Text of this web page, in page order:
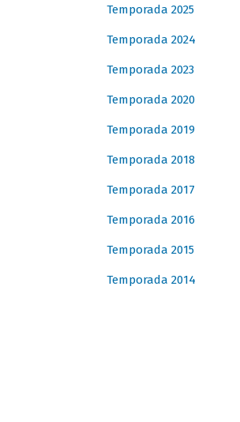
Temporada 2025
Temporada 2024
Temporada 2023
Temporada 2020
Temporada 2019
Temporada 2018
Temporada 2017
Temporada 2016
Temporada 2015
Temporada 2014